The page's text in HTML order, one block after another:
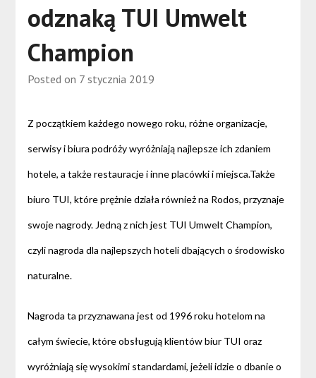
odznaką TUI Umwelt
Champion
Posted on 7 stycznia 2019
Z początkiem każdego nowego roku, różne organizacje,
serwisy i biura podróży wyróżniają najlepsze ich zdaniem
hotele, a także restauracje i inne placówki i miejsca.Także
biuro TUI, które prężnie działa również na Rodos, przyznaje
swoje nagrody. Jedną z nich jest TUI Umwelt Champion,
czyli nagroda dla najlepszych hoteli dbających o środowisko
naturalne.
Nagroda ta przyznawana jest od 1996 roku hotelom na
całym świecie, które obsługują klientów biur TUI oraz
wyróżniają się wysokimi standardami, jeżeli idzie o dbanie o